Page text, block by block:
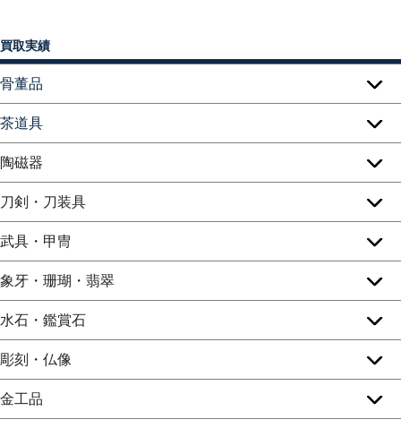
買取実績
骨董品
茶道具
陶磁器
刀剣・刀装具
武具・甲冑
象牙・珊瑚・翡翠
水石・鑑賞石
彫刻・仏像
金工品